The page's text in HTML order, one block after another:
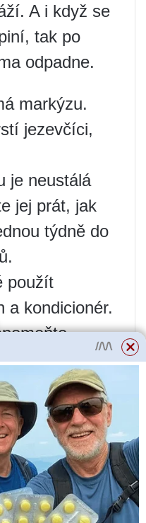
A i když se
tak po
odpadne.
markýzu.
jezevčíci,
je neustálá
jej prát, jak
týdně do
použít
a kondicionér.
podsadu.